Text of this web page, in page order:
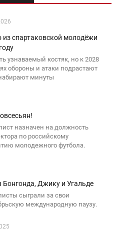
спартаковской молодёжи
узнаваемый костяк, но к 2028
обороны и атаки подрастают
минуты
назначен на должность
по российскому
молодежного футбола.
Джику и Угальде
сыграли за свои
международную паузу.
-
Кубок России
- Спартак
Чемпионат России
Чемпионат России
Спартак
Кубок России
Чемпионат России
- Факел
Чемпионат России